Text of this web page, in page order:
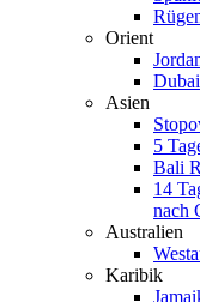
Orient
Asien
5
Bali
14
nach
Australien
Karibik